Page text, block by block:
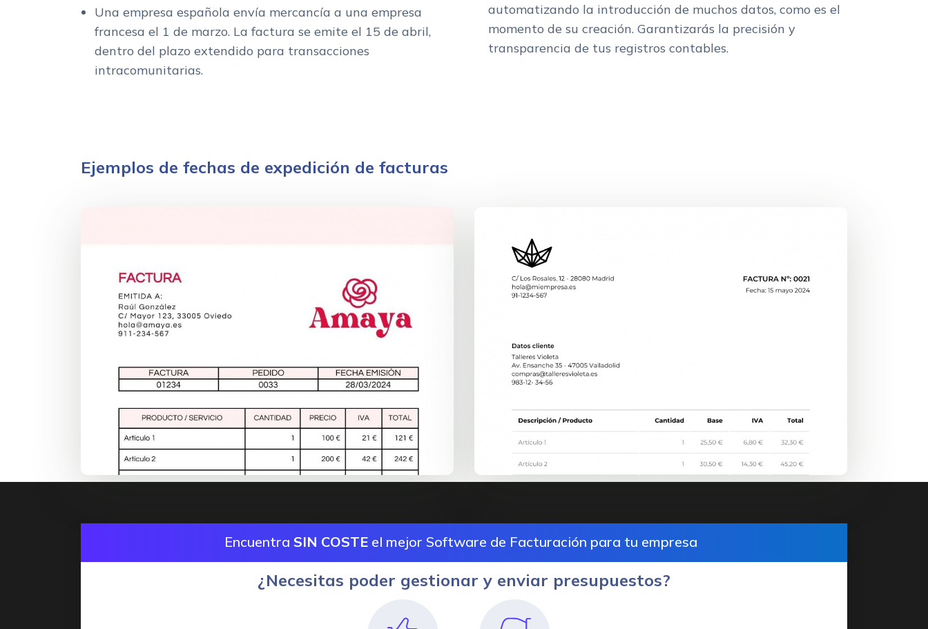
Una empresa española envía mercancía a una empresa
francesa el 1 de marzo. La factura se emite el 15 de abril,
dentro del plazo extendido para transacciones
intracomunitarias.
automatizando la introducción de muchos datos, como es el
momento de su creación. Garantizarás la precisión y
transparencia de tus registros contables.
Ejemplos de fechas de expedición de facturas
Encuentra SIN COSTEel mejor Software de Facturación para tu empresa
¿Necesitas poder gestionar y enviar presupuestos?